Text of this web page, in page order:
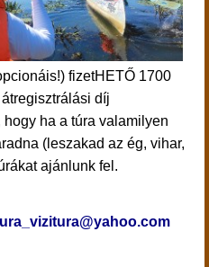
fizetHETŐ 1700
díj
ha a túra valamilyen
(leszakad az ég, vihar,
ajánlunk fel.